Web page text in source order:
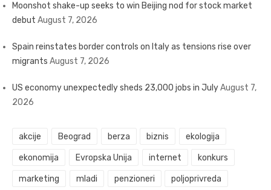
Moonshot shake-up seeks to win Beijing nod for stock market
debut August 7, 2026
Spain reinstates border controls on Italy as tensions rise over
migrants August 7, 2026
US economy unexpectedly sheds 23,000 jobs in JulyAugust 7,
2026
akcije Beograd berza biznis ekologija
ekonomija Evropska Unija internet konkurs
marketing mladi penzioneri poljoprivreda